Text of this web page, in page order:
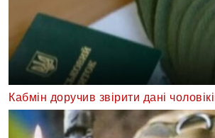
Кабмін доручив звірити дані